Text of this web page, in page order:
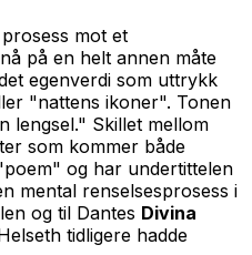
mot et
på en helt annen måte
egenverdi som uttrykk
"nattens ikoner". Tonen
lengsel." Skillet mellom
som kommer både
og har undertittelen
mental renselsesprosess i
og til Dantes Divina
tidligere hadde